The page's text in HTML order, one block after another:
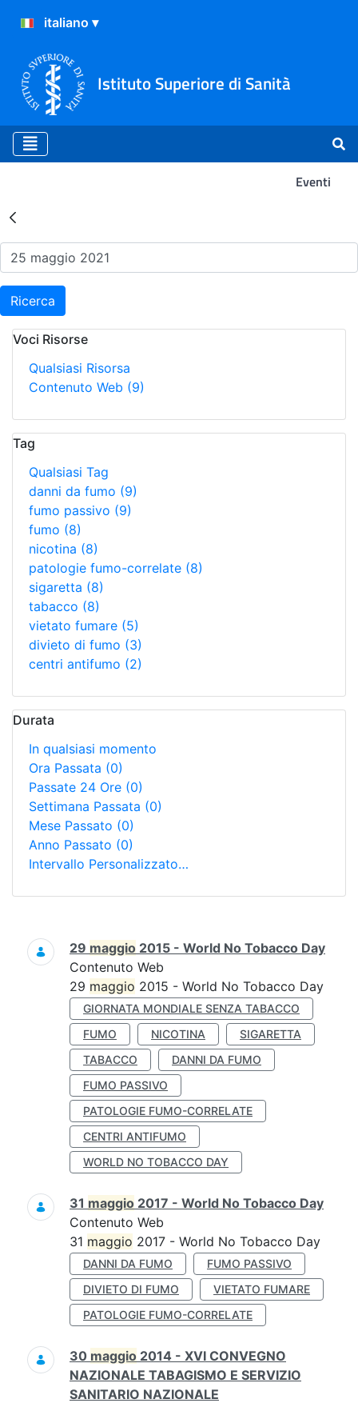
Istituto Superiore di Sanità
Eventi
Risultati della Ricerca -
Ricerca
Voci Risorse
Qualsiasi Risorsa
Contenuto Web (9)
Tag
Qualsiasi Tag
danni da fumo (9)
fumo passivo (9)
fumo (8)
nicotina (8)
patologie fumo-correlate (8)
sigaretta (8)
tabacco (8)
vietato fumare (5)
divieto di fumo (3)
centri antifumo (2)
Durata
In qualsiasi momento
Ora Passata (0)
Passate 24 Ore (0)
Settimana Passata (0)
Mese Passato (0)
Anno Passato (0)
Intervallo Personalizzato…
Ricerca
29 maggio 2015 - World No Tobacco Day
Contenuto Web
29 maggio 2015 - World No Tobacco Day
GIORNATA MONDIALE SENZA TABACCO
FUMO
NICOTINA
SIGARETTA
TABACCO
DANNI DA FUMO
FUMO PASSIVO
PATOLOGIE FUMO-CORRELATE
CENTRI ANTIFUMO
WORLD NO TOBACCO DAY
31 maggio 2017 - World No Tobacco Day
Contenuto Web
31 maggio 2017 - World No Tobacco Day
DANNI DA FUMO
FUMO PASSIVO
DIVIETO DI FUMO
VIETATO FUMARE
PATOLOGIE FUMO-CORRELATE
30 maggio 2014 - XVI CONVEGNO
NAZIONALE TABAGISMO E SERVIZIO
SANITARIO NAZIONALE